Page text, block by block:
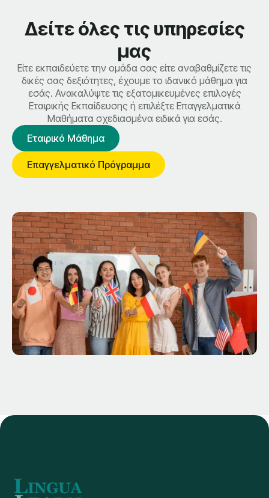
Δείτε όλες τις υπηρεσίες
μας
Είτε εκπαιδεύετε την ομάδα σας είτε αναβαθμίζετε τις
δικές σας δεξιότητες, έχουμε το ιδανικό μάθημα για
εσάς. Ανακαλύψτε τις εξατομικευμένες επιλογές
Εταιρικής Εκπαίδευσης ή επιλέξτε Επαγγελματικά
Μαθήματα σχεδιασμένα ειδικά για εσάς.
Εταιρικό Μάθημα
Επαγγελματικό Πρόγραμμα